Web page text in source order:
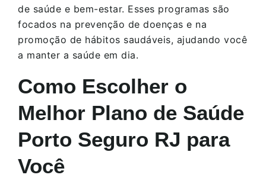
de saúde e bem-estar. Esses programas são
focados na prevenção de doenças e na
promoção de hábitos saudáveis, ajudando você
a manter a saúde em dia.
Como Escolher o
Melhor Plano de Saúde
Porto Seguro RJ para
Você